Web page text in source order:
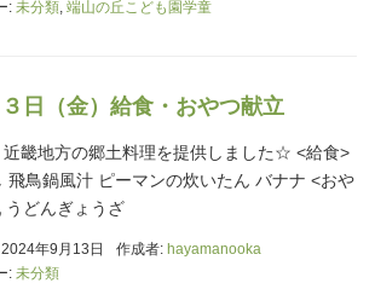
: 未分類, 端山の丘こども園学童
日（金）給食・おやつ献立
近畿地方の郷土料理を提供しました☆ <給食>
飛鳥鍋風汁 ピーマンの炊いたん バナナ <おや
うどんぎょうざ
年9月13日 作成者: hayamanooka
: 未分類